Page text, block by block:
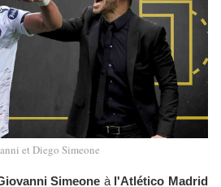
et Diego Simeone
Simeone à l'Atlético Madrid